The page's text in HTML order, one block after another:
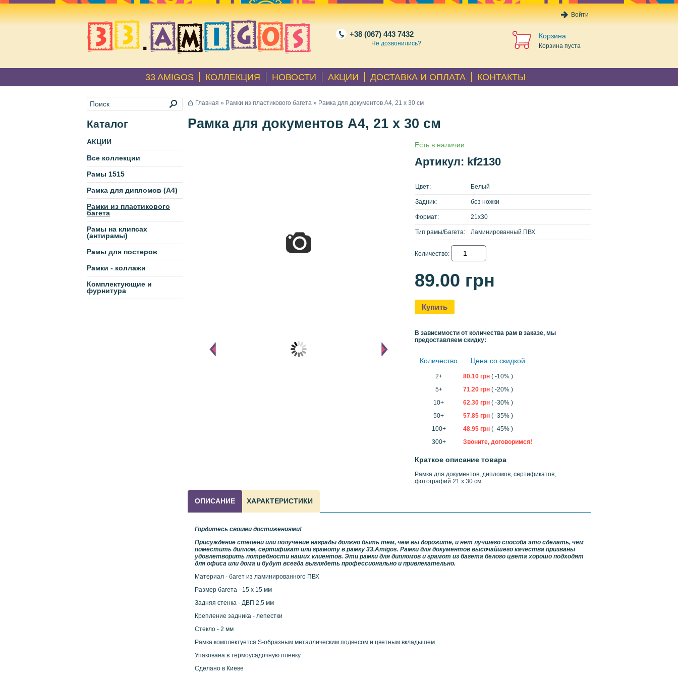
Войти
+38 (067) 443 7432
Не дозвонились?
Корзина
Корзина пуста
33 AMIGOS КОЛЛЕКЦИЯ НОВОСТИ АКЦИИ ДОСТАВКА И ОПЛАТА КОНТАКТЫ
Каталог
АКЦИИ
Все коллекции
Рамы 1515
Рамка для дипломов (А4)
Рамки из пластикового
багета
Рамы на клипсах
(антирамы)
Рамы для постеров
Рамки - коллажи
Комплектующие и
фурнитура
Главная » Рамки из пластикового багета » Рамка для документов А4, 21 х 30 см
Рамка для документов А4, 21 х 30 см
Есть в наличии
Артикул: kf2130
Цвет: Белый
Задник: без ножки
Формат: 21x30
Тип рамы/Багета: Ламинированный ПВХ
Количество:
89.00 грн
Купить
В зависимости от количества рам в заказе, мы
предоставляем скидку:
Количество Цена со скидкой
2+ 80.10 грн ( -10% )
5+
71.20 грн ( -20% )
10+
62.30 грн ( -30% )
50+
57.85 грн ( -35% )
100+
48.95 грн ( -45% )
300+
Звоните, договоримся!
Краткое описание товара
Рамка для документов, дипломов, сертификатов,
фотографий 21 х 30 см
ОПИСАНИЕ ХАРАКТЕРИСТИКИ
Гордитесь своими достижениями!
Присуждение степени или получение награды должно быть тем, чем вы дорожите, и нет лучшего способа это сделать, чем
поместить диплом, сертификат или грамоту в рамку 33.Amigos. Рамки для документов высочайшего качества призваны
удовлетворить потребности наших клиентов. Эти рамки для дипломов и грамот из багета белого цвета хорошо подходят
для офиса или дома и будут всегда выглядеть профессионально и привлекательно.
Материал - багет из ламинированного ПВХ
Размер багета - 15 х 15 мм
Задняя стенка - ДВП 2,5 мм
Крепление задника - лепестки
Стекло - 2 мм
Рамка комплектуется S-образным металлическим подвесом и цветным вкладышем
Упакована в термоусадочную пленку
Сделано в Киеве